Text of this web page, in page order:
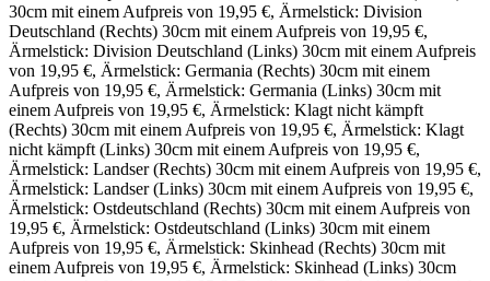
30cm mit einem Aufpreis von 19,95 €, Ärmelstick: Division
Deutschland (Rechts) 30cm mit einem Aufpreis von 19,95 €,
Ärmelstick: Division Deutschland (Links) 30cm mit einem Aufpreis
von 19,95 €, Ärmelstick: Germania (Rechts) 30cm mit einem
Aufpreis von 19,95 €, Ärmelstick: Germania (Links) 30cm mit
einem Aufpreis von 19,95 €, Ärmelstick: Klagt nicht kämpft
(Rechts) 30cm mit einem Aufpreis von 19,95 €, Ärmelstick: Klagt
nicht kämpft (Links) 30cm mit einem Aufpreis von 19,95 €,
Ärmelstick: Landser (Rechts) 30cm mit einem Aufpreis von 19,95 €,
Ärmelstick: Landser (Links) 30cm mit einem Aufpreis von 19,95 €,
Ärmelstick: Ostdeutschland (Rechts) 30cm mit einem Aufpreis von
19,95 €, Ärmelstick: Ostdeutschland (Links) 30cm mit einem
Aufpreis von 19,95 €, Ärmelstick: Skinhead (Rechts) 30cm mit
einem Aufpreis von 19,95 €, Ärmelstick: Skinhead (Links) 30cm